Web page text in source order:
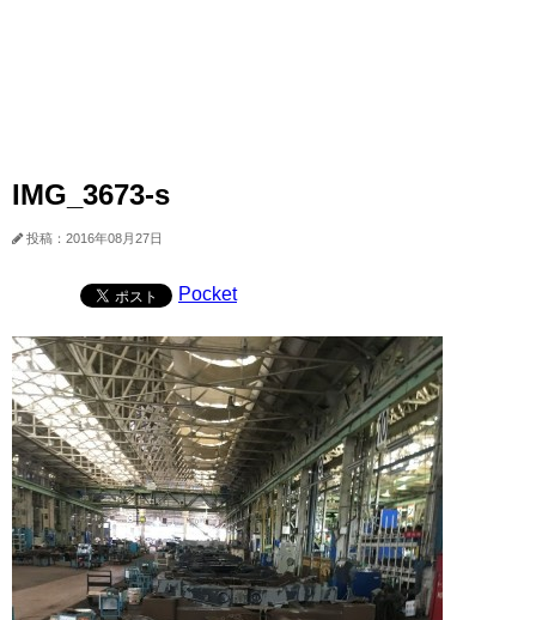
IMG_3673-s
投稿：2016年08月27日
Pocket